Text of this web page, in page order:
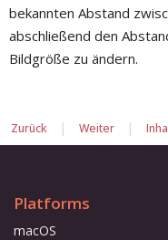
bekannten Abstand
abschließend den
Bildgröße zu ändern.
Zurück | Weiter |
Platforms
macOS